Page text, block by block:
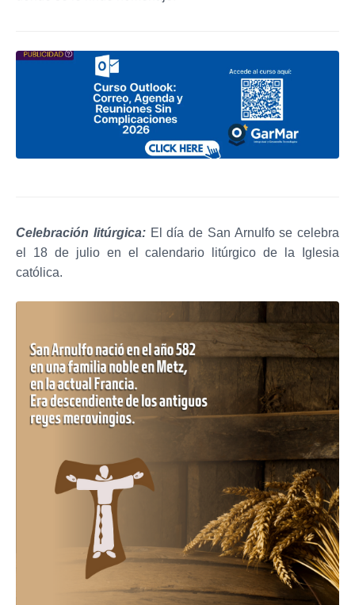
Celebración litúrgica:El día de San Arnulfo se celebra
el 18 de julio en el calendario litúrgico de la Iglesia
católica.